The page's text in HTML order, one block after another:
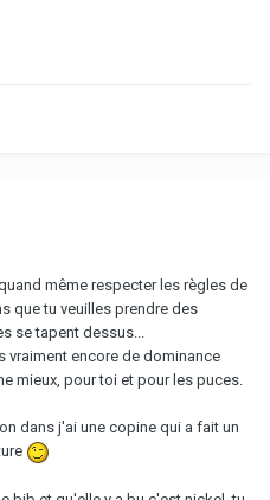
même respecter les règles de
que tu veuilles prendre des
se tapent dessus...
vraiment encore de dominance
mieux, pour toi et pour les puces.
dans j'ai une copine qui a fait un